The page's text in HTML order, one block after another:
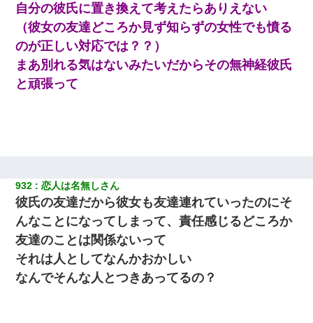
自分の彼氏に置き換えて考えたらありえない
（彼女の友達どころか見ず知らずの女性でも憤る
のが正しい対応では？？）
まあ別れる気はないみたいだからその無神経彼氏
と頑張って
932 恋人は名無しさん
彼氏の友達だから彼女も友達連れていったのにそ
んなことになってしまって、責任感じるどころか
友達のことは関係ないって
それは人としてなんかおかしい
なんでそんな人とつきあってるの？